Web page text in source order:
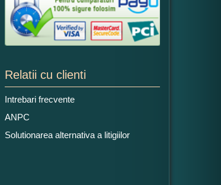
Relatii cu clienti
Intrebari frecvente
ANPC
Solutionarea alternativa a litigiilor